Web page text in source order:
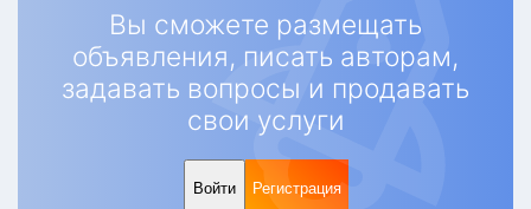
Вы сможете размещать
объявления, писать авторам,
задавать вопросы и продавать
свои услуги
Войти Регистрация